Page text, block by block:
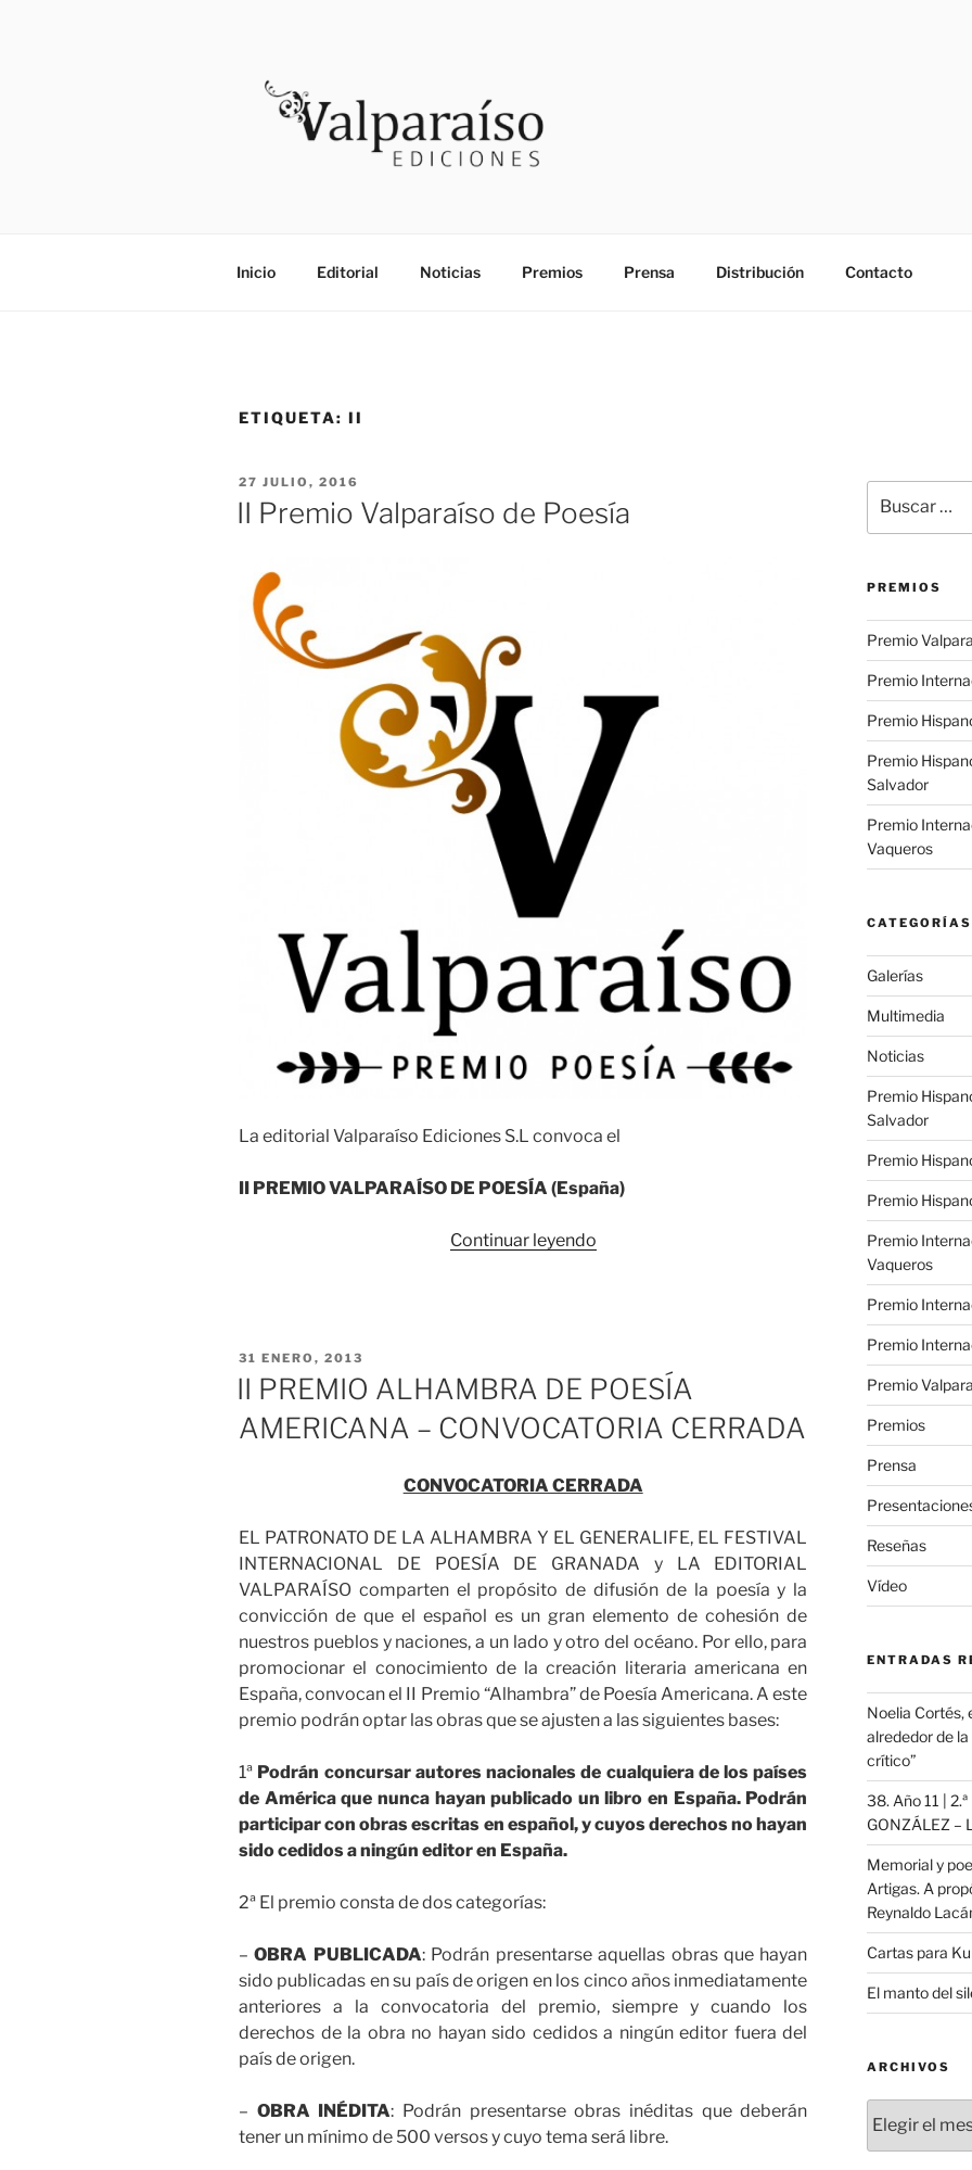
VALPARAISO EDICIONES
Inicio Editorial Noticias Premios Prensa Distribución Contacto
ETIQUETA: II
PUBLICADO
EL
27 JULIO, 2016
II Premio Valparaíso de Poesía
La editorial Valparaíso Ediciones S.L convoca el
II PREMIO VALPARAÍSO DE POESÍA (España)
Continuar leyendo«II
PUBLICADO
EL
31 ENERO, 2013
II PREMIO ALHAMBRA DE POESÍA
AMERICANA – CONVOCATORIA CERRADA
CONVOCATORIA CERRADA
EL PATRONATO DE LA ALHAMBRA Y EL GENERALIFE, EL FESTIVAL
INTERNACIONAL DE POESÍA DE GRANADA y LA EDITORIAL
VALPARAÍSO comparten el propósito de difusión de la poesía y la
convicción de que el español es un gran elemento de cohesión de
nuestros pueblos y naciones, a un lado y otro del océano. Por ello, para
promocionar el conocimiento de la creación literaria americana en
España, convocan el II Premio “Alhambra” de Poesía Americana. A este
premio podrán optar las obras que se ajusten a las siguientes bases:
1ª Podrán concursar autores nacionales de cualquiera de los países
de América que nunca hayan publicado un libro en España. Podrán
participar con obras escritas en español, y cuyos derechos no hayan
sido cedidos a ningún editor en España.
2ª El premio consta de dos categorías:
–OBRA PUBLICADA: Podrán presentarse aquellas obras que hayan
sido publicadas en su país de origen en los cinco años inmediatamente
anteriores a la convocatoria del premio, siempre y cuando los
derechos de la obra no hayan sido cedidos a ningún editor fuera del
país de origen.
– OBRA INÉDITA: Podrán presentarse obras inéditas que deberán
tener un mínimo de 500 versos y cuyo tema será libre.
por:
PREMIOS
Premio
Premio
Premio
Premio
Salvador
Premio
Vaqueros
CATEGORÍAS
Galerías
Multimedia
Noticias
Premio
Salvador
Premio
Premio
Premio
Vaqueros
Premio
Premio
Premio
Premios
Prensa
Reseñas
Vídeo
ENTRADAS
Noelia Cortés,
alrededor de
crítico”
38. Año 11 |
GONZÁLEZ –
Memorial y
Artigas. A
Reynaldo
Cartas para
El manto del
ARCHIVOS